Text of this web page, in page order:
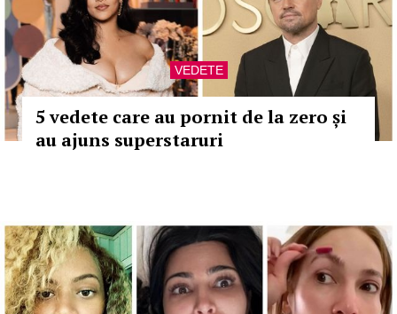
VEDETE
5 vedete care au pornit de la zero și
au ajuns superstaruri